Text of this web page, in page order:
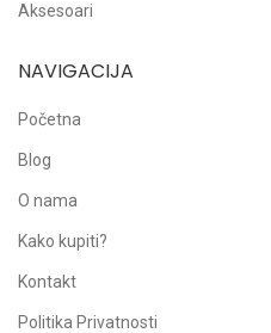
Aksesoari
NAVIGACIJA
Početna
Blog
O nama
Kako kupiti?
Kontakt
Politika Privatnosti